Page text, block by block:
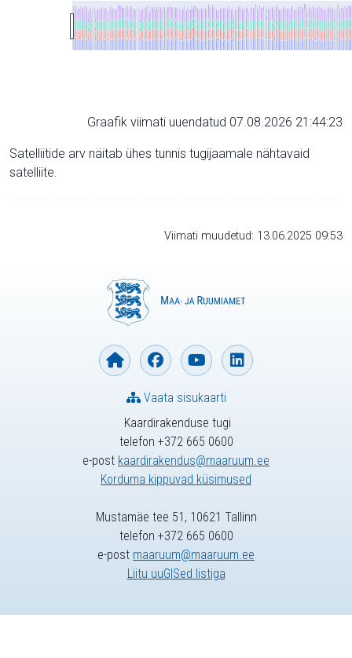
Graafik viimati uuendatud 07.08.2026 21:44:23
Satelliitide arv näitab ühes tunnis tugijaamale nähtavaid
satelliite.
Viimati muudetud: 13.06.2025 09:53
Kaardirakenduse tugi
telefon +372 665 0600
e-post kaardirakendus@maaruum.ee
Korduma kippuvad küsimused
Vaata sisukaarti
Mustamäe tee 51, 10621 Tallinn
telefon +372 665 0600
e-post maaruum@maaruum.ee
Liitu uuGISed listiga